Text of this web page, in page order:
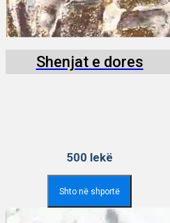
Shenjat e dores
500 lekë
Shto në shportë